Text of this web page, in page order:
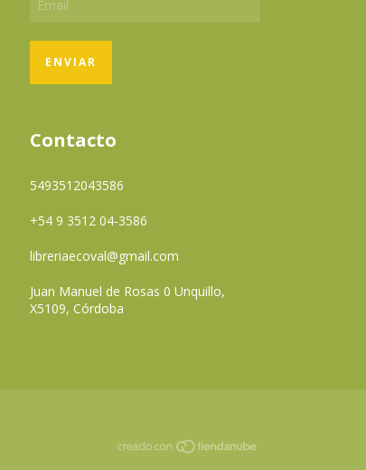
Contacto
5493512043586
+54 9 3512 04-3586
libreriaecoval@gmail.com
Juan Manuel de Rosas 0 Unquillo,
X5109, Córdoba